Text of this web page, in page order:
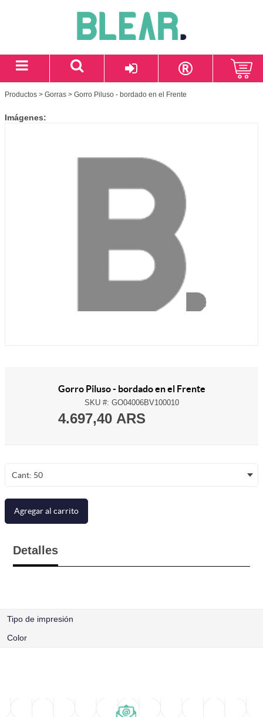
Productos > Gorras > Gorro Piluso - bordado en el Frente
Imágenes:
Gorro Piluso - bordado en el Frente
SKU #: GO04006BV100010
4.697,40 ARS
Cant: 50
Agregar al carrito
Detalles
Tipo de impresión
Color